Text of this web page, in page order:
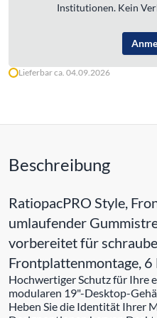
Institutionen. Kein
Lieferbar ca. 04.09.2026
Beschreibung
RatiopacPRO Style,
umlaufender
vorbereitet für
Frontplattenmontage, 6
Hochwertiger Schutz für Ihre
modularen 19"-Desktop-
Heben Sie die Identität Ihrer